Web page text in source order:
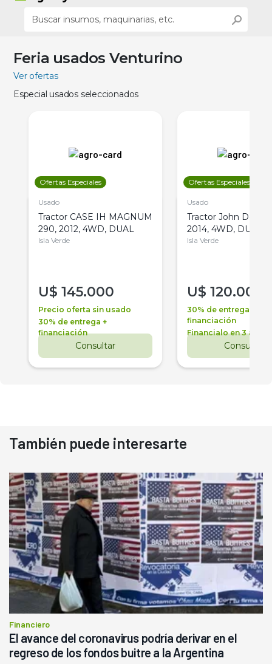
Feria usados Venturino
Ver ofertas
Especial usados seleccionados
Ofertas Especiales
Usado
Tractor CASE IH MAGNUM
290, 2012, 4WD, DUAL
Isla Verde
U$ 145.000
Precio oferta sin usado
30% de entrega +
financiación
Consultar
Ofertas Especiales
Usado
Tractor John Deere
2014, 4WD, DUAL
Isla Verde
U$ 120.000
30% de entrega +
financiación
Financialo en 3 años
Consultar
También puede interesarte
Financiero
El avance del coronavirus podría derivar en el
regreso de los fondos buitre a la Argentina